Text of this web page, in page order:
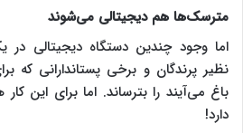
مترسک‌ها هم دیجیتالی می‌شوند
اما وجود چندین دستگاه دیجیتالی در
نظیر پرندگان و برخی پستاندارانی که
باغ می‌آیند را بترساند. اما برای این
دارد!